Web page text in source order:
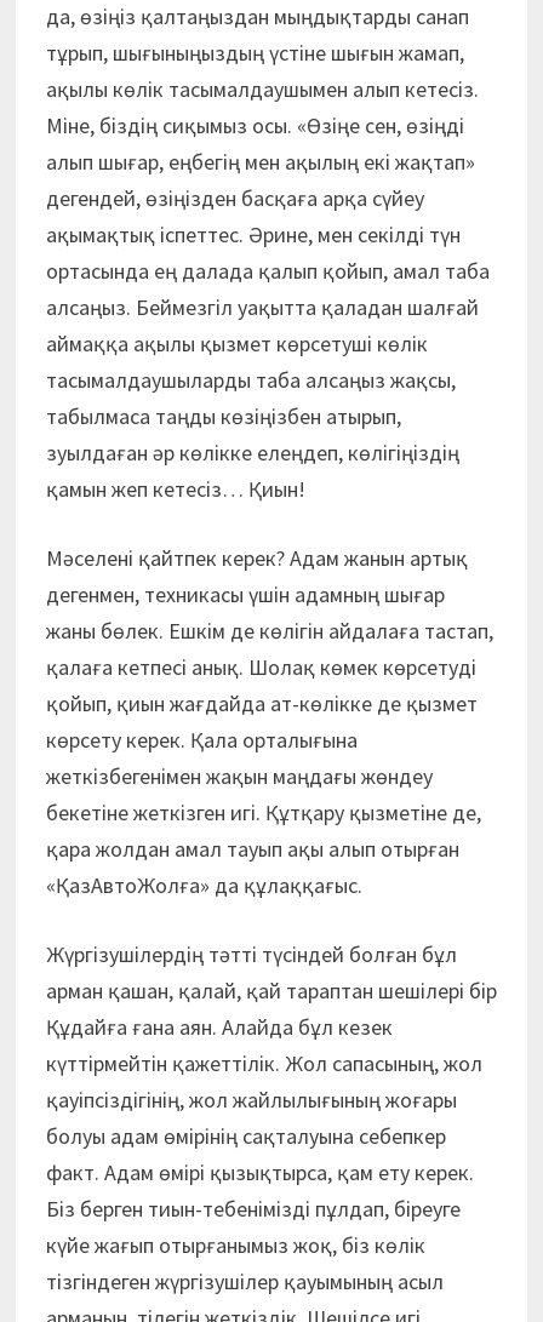
да, өзіңіз қалтаңыздан мыңдықтарды санап
тұрып, шығыныңыздың үстіне шығын жамап,
ақылы көлік тасымалдаушымен алып кетесіз.
Міне, біздің сиқымыз осы. «Өзіңе сен, өзіңді
алып шығар, еңбегің мен ақылың екі жақтап»
дегендей, өзіңізден басқаға арқа сүйеу
ақымақтық іспеттес. Әрине, мен секілді түн
ортасында ең далада қалып қойып, амал таба
алсаңыз. Беймезгіл уақытта қаладан шалғай
аймаққа ақылы қызмет көрсетуші көлік
тасымалдаушыларды таба алсаңыз жақсы,
табылмаса таңды көзіңізбен атырып,
зуылдаған әр көлікке елеңдеп, көлігіңіздің
қамын жеп кетесіз… Қиын!
Мәселені қайтпек керек? Адам жанын артық
дегенмен, техникасы үшін адамның шығар
жаны бөлек. Ешкім де көлігін айдалаға тастап,
қалаға кетпесі анық. Шолақ көмек көрсетуді
қойып, қиын жағдайда ат-көлікке де қызмет
көрсету керек. Қала орталығына
жеткізбегенімен жақын маңдағы жөндеу
бекетіне жеткізген игі. Құтқару қызметіне де,
қара жолдан амал тауып ақы алып отырған
«ҚазАвтоЖолға» да құлаққағыс.
Жүргізушілердің тәтті түсіндей болған бұл
арман қашан, қалай, қай тараптан шешілері бір
Құдайға ғана аян. Алайда бұл кезек
күттірмейтін қажеттілік. Жол сапасының, жол
қауіпсіздігінің, жол жайлылығының жоғары
болуы адам өмірінің сақталуына себепкер
факт. Адам өмірі қызықтырса, қам ету керек.
Біз берген тиын-тебенімізді пұлдап, біреуге
күйе жағып отырғанымыз жоқ, біз көлік
тізгіндеген жүргізушілер қауымының асыл